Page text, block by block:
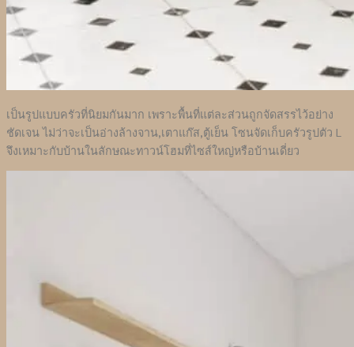
เป็นรูปแบบครัวที่นิยมกันมาก เพราะพื้นที่แต่ละส่วนถูกจัดสรรไว้อย่าง
ชัดเจน ไม่ว่าจะเป็นอ่างล้างจาน,เตาแก๊ส,ตู้เย็น โซนจัดเก็บครัวรูปตัว L
จึงเหมาะกับบ้านในลักษณะทาวน์โฮมที่ไซส์ใหญ่หรือบ้านเดี่ยว